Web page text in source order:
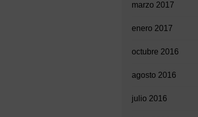
marzo 2017
enero 2017
octubre 2016
agosto 2016
julio 2016